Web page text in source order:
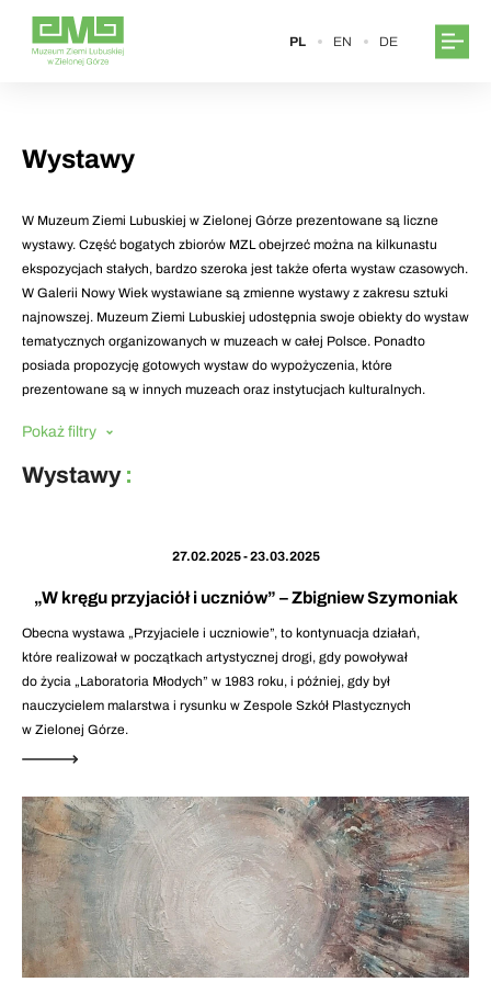
PL EN DE
Wystawy
W Muzeum Ziemi Lubuskiej w Zielonej Górze prezentowane są liczne
wystawy. Część bogatych zbiorów MZL obejrzeć można na kilkunastu
ekspozycjach stałych, bardzo szeroka jest także oferta wystaw czasowych.
W Galerii Nowy Wiek wystawiane są zmienne wystawy z zakresu sztuki
najnowszej. Muzeum Ziemi Lubuskiej udostępnia swoje obiekty do wystaw
tematycznych organizowanych w muzeach w całej Polsce. Ponadto
posiada propozycję gotowych wystaw do wypożyczenia, które
prezentowane są w innych muzeach oraz instytucjach kulturalnych.
Pokaż filtry
Wystawy :
27.02.2025 - 23.03.2025
„W kręgu przyjaciół i uczniów” – Zbigniew Szymoniak
Obecna wystawa „Przyjaciele i uczniowie”, to kontynuacja działań,
które realizował w początkach artystycznej drogi, gdy powoływał
do życia „Laboratoria Młodych” w 1983 roku, i później, gdy był
nauczycielem malarstwa i rysunku w Zespole Szkół Plastycznych
w Zielonej Górze.